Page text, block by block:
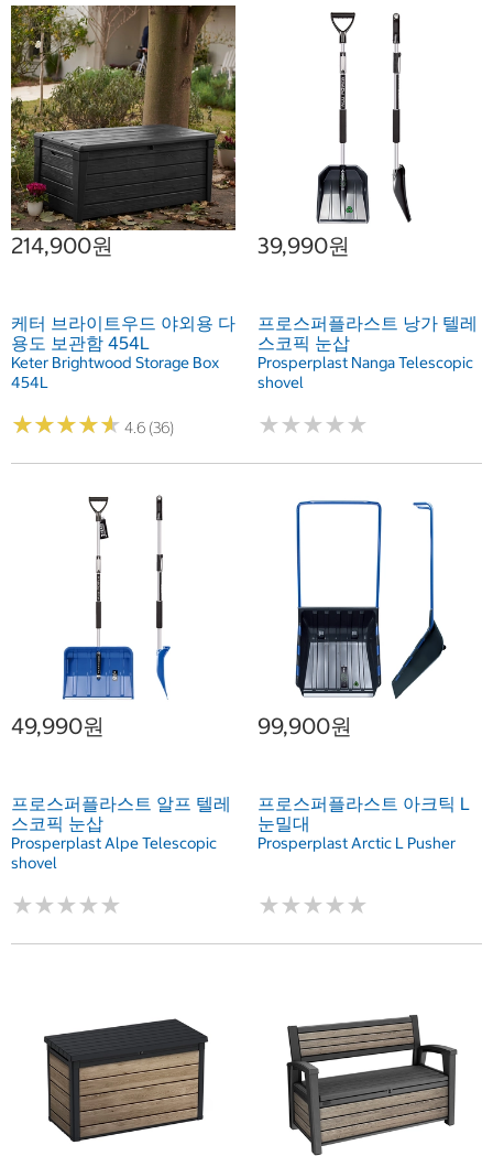
214,900원
케터 브라이트우드 야외용 다
용도 보관함 454L
Keter Brightwood Storage Box
454L
★★★★★
★★★★★ 4.6 (36)
39,990원
프로스퍼플라스트 낭가 텔레
스코픽 눈삽
Prosperplast Nanga Telescopic
shovel
★★★★★
★★★★★
49,990원
프로스퍼플라스트 알프 텔레
스코픽 눈삽
Prosperplast Alpe Telescopic
shovel
★★★★★
★★★★★
99,900원
프로스퍼플라스트 아크틱 L
눈밀대
Prosperplast Arctic L Pusher
★★★★★
★★★★★